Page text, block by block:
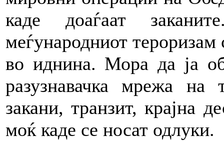
каде доаѓаат
меѓународниот тероризам
во иднина. Мора да ја
разузнавачка мрежа
закани, транзит, крајна
моќ каде се носат одлуки.